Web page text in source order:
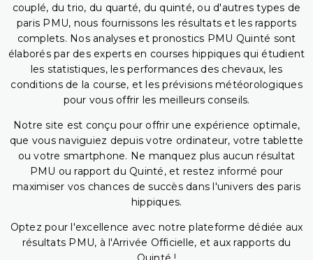
couplé, du trio, du quarté, du quinté, ou d'autres types de
paris PMU, nous fournissons les résultats et les rapports
complets. Nos analyses et pronostics PMU Quinté sont
élaborés par des experts en courses hippiques qui étudient
les statistiques, les performances des chevaux, les
conditions de la course, et les prévisions météorologiques
pour vous offrir les meilleurs conseils.
Notre site est conçu pour offrir une expérience optimale,
que vous naviguiez depuis votre ordinateur, votre tablette
ou votre smartphone. Ne manquez plus aucun résultat
PMU ou rapport du Quinté, et restez informé pour
maximiser vos chances de succès dans l'univers des paris
hippiques.
Optez pour l'excellence avec notre plateforme dédiée aux
résultats PMU, à l'Arrivée Officielle, et aux rapports du